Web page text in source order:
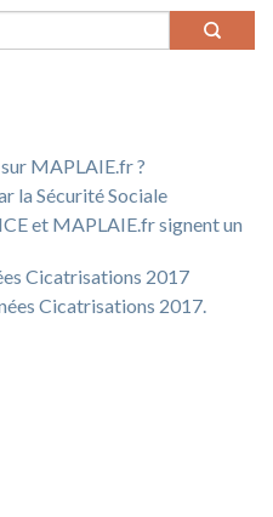
MAPLAIE.fr ?
la Sécurité Sociale
et MAPLAIE.fr signent un
Cicatrisations 2017
Cicatrisations 2017.